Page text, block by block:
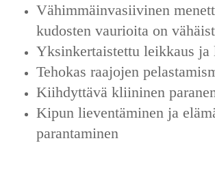
Vähimmäinvasiivinen
kudosten vaurioita on
Yksinkertaistettu leikkaus ja
Tehokas raajojen
Kiihdyttävä kliininen
Kipun lieventäminen ja
parantaminen